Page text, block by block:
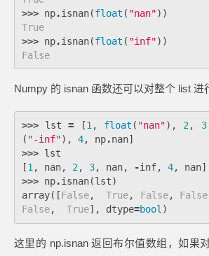
>>> np.isnan(float ( "nan"))
True
>>> np.isnan(float ( "inf"))
False
Numpy 的 isnan 函数还可以对整个 list 进
>>> lst = [1 , float ( "nan"), 2 , 3
( "-inf"), 4, np.nan]
>>> lst
[1 , nan, 2 , 3, nan, -inf, 4, nan]
>>> np.isnan(lst)
array([False, True, False, False
False, True], dtype=bool )
这里的 np.isnan 返回布尔值数组，如果